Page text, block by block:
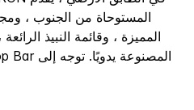
المستوحاة من الجنوب ،
المميزة ، وقائمة النبيذ